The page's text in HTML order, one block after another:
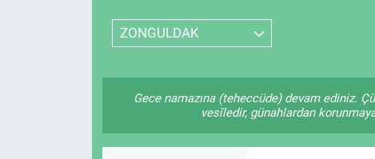
ZONGULDAK
Gece namazına (teheccüde) devam ediniz.
vesîledir, günahlardan
Tüm Manşetler